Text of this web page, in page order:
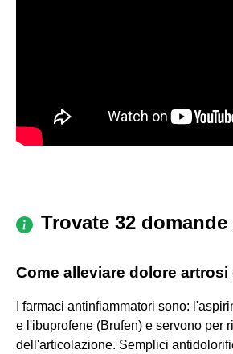
Trovate 32
Come alleviare dolore
I farmaci antinfiammatori sono:
e l'ibuprofene (Brufen) e servono per
dell'articolazione. Semplici